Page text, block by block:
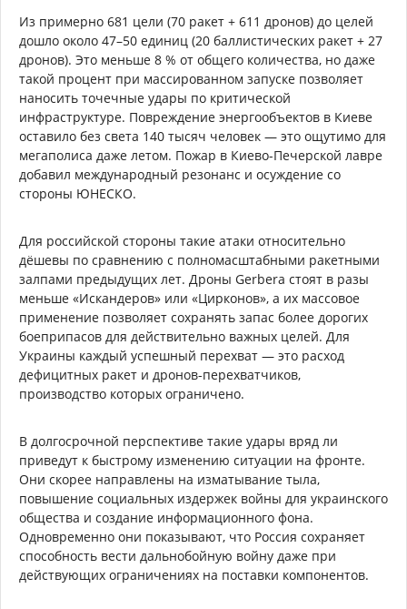
Из примерно 681 цели (70 ракет + 611 дронов) до целей
дошло около 47–50 единиц (20 баллистических ракет + 27
дронов). Это меньше 8 % от общего количества, но даже
такой процент при массированном запуске позволяет
наносить точечные удары по критической
инфраструктуре. Повреждение энергообъектов в Киеве
оставило без света 140 тысяч человек — это ощутимо для
мегаполиса даже летом. Пожар в Киево-Печерской лавре
добавил международный резонанс и осуждение со
стороны ЮНЕСКО.
Для российской стороны такие атаки относительно
дёшевы по сравнению с полномасштабными ракетными
залпами предыдущих лет. Дроны Gerbera стоят в разы
меньше «Искандеров» или «Цирконов», а их массовое
применение позволяет сохранять запас более дорогих
боеприпасов для действительно важных целей. Для
Украины каждый успешный перехват — это расход
дефицитных ракет и дронов-перехватчиков,
производство которых ограничено.
В долгосрочной перспективе такие удары вряд ли
приведут к быстрому изменению ситуации на фронте.
Они скорее направлены на изматывание тыла,
повышение социальных издержек войны для украинского
общества и создание информационного фона.
Одновременно они показывают, что Россия сохраняет
способность вести дальнобойную войну даже при
действующих ограничениях на поставки компонентов.